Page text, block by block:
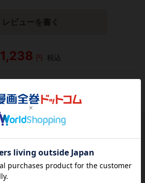
レビューを書く
1,238 円 税込
シェアする